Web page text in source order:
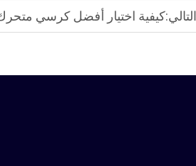
التالي:كيفية اختيار أفضل كرسي متحرك كهربائي